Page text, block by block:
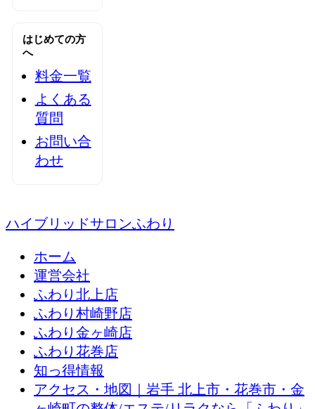
はじめての方
へ
料金一覧
よくある
質問
お問い合
わせ
ハイブリッドサロンふわり
ホーム
運営会社
ふわり北上店
ふわり村崎野店
ふわり金ヶ崎店
ふわり花巻店
知っ得情報
アクセス・地図｜岩手 北上市・花巻市・金